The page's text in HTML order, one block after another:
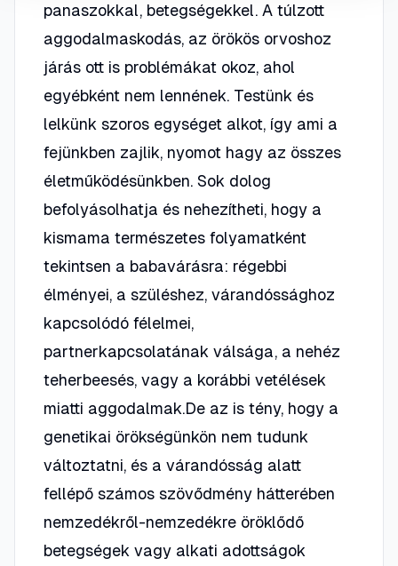
panaszokkal, betegségekkel. A túlzott
aggodalmaskodás, az örökös orvoshoz
járás ott is problémákat okoz, ahol
egyébként nem lennének. Testünk és
lelkünk szoros egységet alkot, így ami a
fejünkben zajlik, nyomot hagy az összes
életműködésünkben. Sok dolog
befolyásolhatja és nehezítheti, hogy a
kismama természetes folyamatként
tekintsen a babavárásra: régebbi
élményei, a szüléshez, várandóssághoz
kapcsolódó félelmei,
partnerkapcsolatának válsága, a nehéz
teherbeesés, vagy a korábbi vetélések
miatti aggodalmak.De az is tény, hogy a
genetikai örökségünkön nem tudunk
változtatni, és a várandósság alatt
fellépő számos szövődmény hátterében
nemzedékről-nemzedékre öröklődő
betegségek vagy alkati adottságok